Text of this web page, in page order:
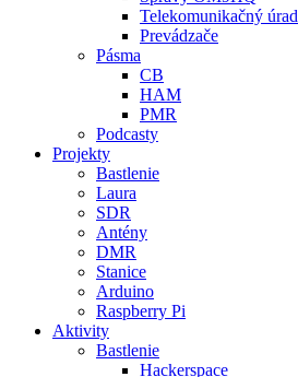
Telekomunikačný úrad
Prevádzače
Pásma
CB
HAM
PMR
Podcasty
Projekty
Bastlenie
Laura
SDR
Antény
DMR
Stanice
Arduino
Raspberry Pi
Aktivity
Bastlenie
Hackerspace